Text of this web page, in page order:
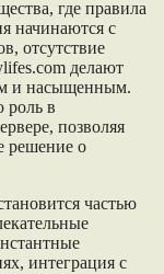
где правила
начинаются с
отсутствие
делают
и насыщенным.
роль в
позволяя
решение о
частью
интеграция с